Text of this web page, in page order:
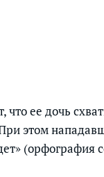
что ее дочь
этом
(орфография